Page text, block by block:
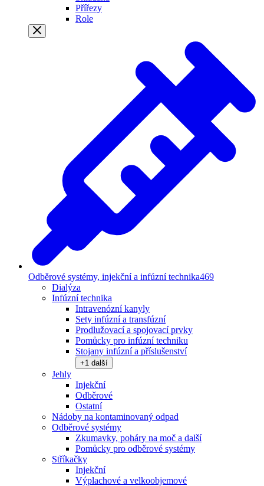
Přířezy
Role
Odběrové systémy, injekční a infúzní technika469
Dialýza
Infúzní technika
Intravenózní kanyly
Sety infúzní a transfúzní
Prodlužovací a spojovací prvky
Pomůcky pro infúzní techniku
Stojany infúzní a příslušenství
+1 další
Jehly
Injekční
Odběrové
Ostatní
Nádoby na kontaminovaný odpad
Odběrové systémy
Zkumavky, poháry na moč a další
Pomůcky pro odběrové systémy
Stříkačky
Injekční
Výplachové a velkoobjemové